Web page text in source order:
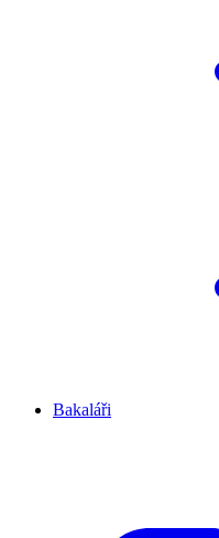
Bakaláři